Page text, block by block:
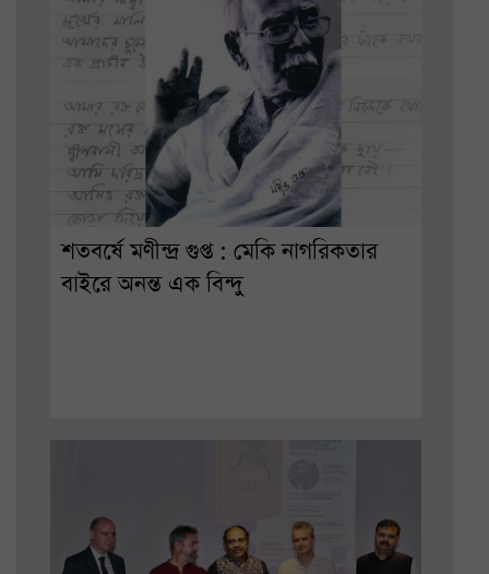
শতবর্ষে মণীন্দ্র গুপ্ত : মেকি নাগরিকতার
বাইরে অনন্ত এক বিন্দু